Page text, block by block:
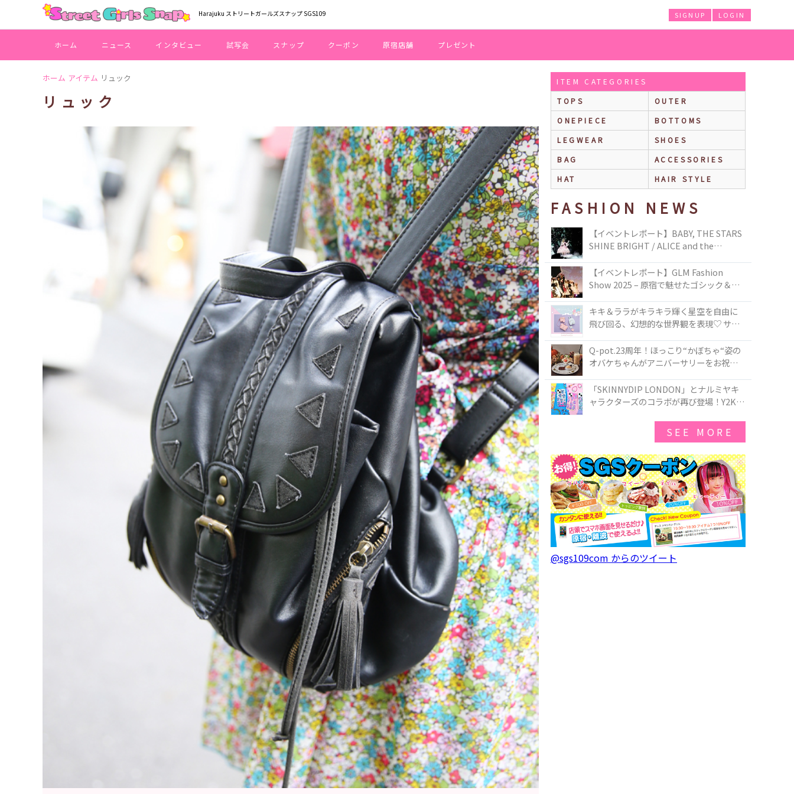
Harajuku ストリートガールズスナップ SGS109 LOGIN
SIGNUP
ホーム ニュース インタビュー 試写会 スナップ クーポン 原宿店舗 プレゼント
ホーム アイテム リュック
リュック
ITEM CATEGORIES
TOPS
OUTER
ONEPIECE
BOTTOMS
LEGWEAR
SHOES
BAG
ACCESSORIES
HAT
HAIR STYLE
FASHION NEWS
【イベントレポート】BABY, THE STARS
SHINE BRIGHT / ALICE and the
TOKYO
【イベントレポート】GLM Fashion
Show 2025 – 原宿で魅せたゴシック＆ロ
キキ＆ララがキラキラ輝く星空を自由に
飛び回る、幻想的な世界観を表現♡ サマ
50周年アニバーサリーイヤー』を記念し
たコレクションが登場
Q-pot.23周年！ほっこり“かぼちゃ“姿の
オバケちゃんがアニバーサリーをお祝い
ー」が新発売！Q-pot CAFE.では「かぼち
ゃのオバケーキプレート」も登場
「SKINNYDIP LONDON」とナルミヤキ
ャラクターズのコラボが再び登場！Y2Kム
SEE MORE
@sgs109com からのツイート